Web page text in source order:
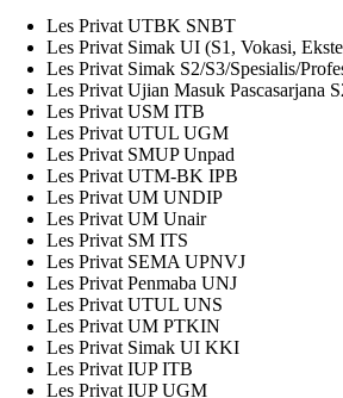
Les Privat UTBK SNBT
Les Privat Simak UI (S1, Vokasi,
Les Privat Simak S2/S3/Spesialis/
Les Privat Ujian Masuk Pascasarjana
Les Privat USM ITB
Les Privat UTUL UGM
Les Privat SMUP Unpad
Les Privat UTM-BK IPB
Les Privat UM UNDIP
Les Privat UM Unair
Les Privat SM ITS
Les Privat SEMA UPNVJ
Les Privat Penmaba UNJ
Les Privat UTUL UNS
Les Privat UM PTKIN
Les Privat Simak UI KKI
Les Privat IUP ITB
Les Privat IUP UGM